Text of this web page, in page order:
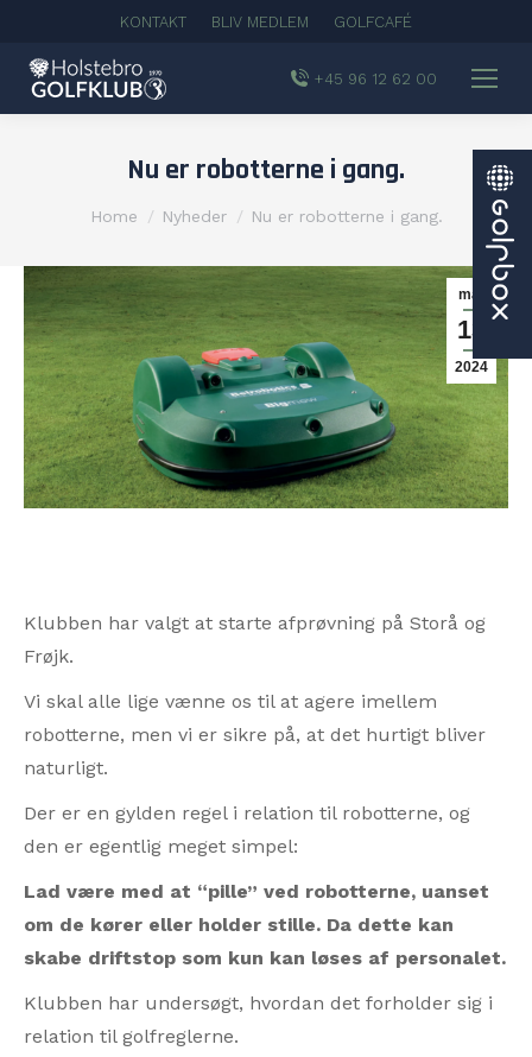
KONTAKT BLIV MEDLEM GOLFCAFÉ
+45 96 12 62 00
Nu er robotterne i gang.
You are here:
Home Nyheder Nu er robotterne i gang.
mar
13
2024
Klubben har valgt at starte afprøvning på Storå og
Frøjk.
Vi skal alle lige vænne os til at agere imellem
robotterne, men vi er sikre på, at det hurtigt bliver
naturligt.
Der er en gylden regel i relation til robotterne, og
den er egentlig meget simpel:
Lad være med at “pille” ved robotterne, uanset
om de kører eller holder stille. Da dette kan
skabe driftstop som kun kan løses af personalet.
Klubben har undersøgt, hvordan det forholder sig i
relation til golfreglerne.